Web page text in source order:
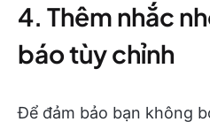
4. Thêm nhắc
báo tùy chỉnh
Để đảm bảo bạn không